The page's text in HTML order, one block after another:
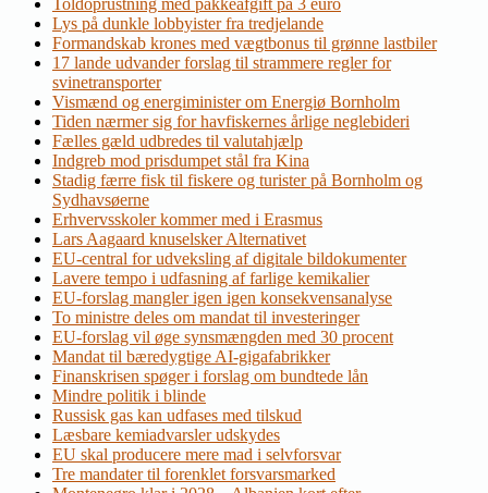
Toldoprustning med pakkeafgift på 3 euro
Lys på dunkle lobbyister fra tredjelande
Formandskab krones med vægtbonus til grønne lastbiler
17 lande udvander forslag til strammere regler for
svinetransporter
Vismænd og energiminister om Energiø Bornholm
Tiden nærmer sig for havfiskernes årlige neglebideri
Fælles gæld udbredes til valutahjælp
Indgreb mod prisdumpet stål fra Kina
Stadig færre fisk til fiskere og turister på Bornholm og
Sydhavsøerne
Erhvervsskoler kommer med i Erasmus
Lars Aagaard knuselsker Alternativet
EU-central for udveksling af digitale bildokumenter
Lavere tempo i udfasning af farlige kemikalier
EU-forslag mangler igen igen konsekvensanalyse
To ministre deles om mandat til investeringer
EU-forslag vil øge synsmængden med 30 procent
Mandat til bæredygtige AI-gigafabrikker
Finanskrisen spøger i forslag om bundtede lån
Mindre politik i blinde
Russisk gas kan udfases med tilskud
Læsbare kemiadvarsler udskydes
EU skal producere mere mad i selvforsvar
Tre mandater til forenklet forsvarsmarked